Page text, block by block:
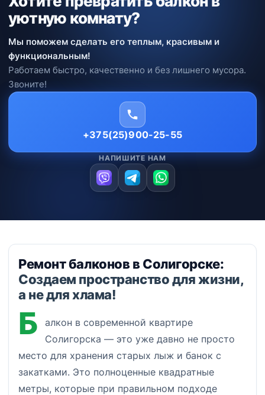
уютную комнату?
Мы поможем сделать его теплым, красивым и
функциональным!
Работаем быстро, качественно и без лишнего мусора.
Звоните!
+375(25)900-25-55
НАПИШИТЕ НАМ
Ремонт балконов в Солигорске:
Создаем пространство для жизни,
а не для хлама!
Б
алкон в современной квартире
Солигорска — это уже давно не просто
место для хранения старых лыж и банок с
закатками. Это полноценные квадратные
метры, которые при правильном подходе